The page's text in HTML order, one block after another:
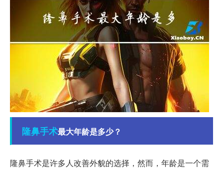
隆鼻手术最大年龄是多少？
隆鼻手术是许多人改善外貌的选择，然而，年龄是一个需